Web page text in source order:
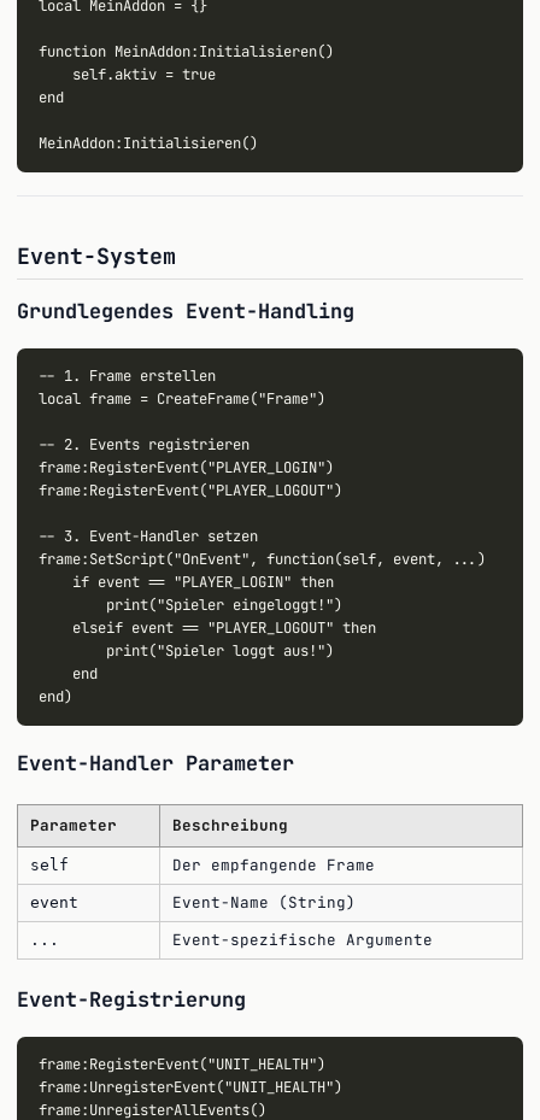
local MeinAddon = {}
function MeinAddon:Initialisieren()
    self.aktiv = true
end
Event-System
Grundlegendes Event-Handling
-- 1. Frame erstellen
local frame = CreateFrame("Frame")
-- 2. Events registrieren
frame:RegisterEvent("PLAYER_LOGIN")
frame:RegisterEvent("PLAYER_LOGOUT")
-- 3. Event-Handler setzen
frame:SetScript("OnEvent", function(self, event, ...)
    if event == "PLAYER_LOGIN" then
        print("Spieler eingeloggt!")
    elseif event == "PLAYER_LOGOUT" then
        print("Spieler loggt aus!")
    end
Event-Handler Parameter
Parameter Beschreibung
self Der empfangende Frame
event Event-Name (String)
... Event-spezifische Argumente
Event-Registrierung
frame:RegisterEvent("UNIT_HEALTH")
frame:UnregisterEvent("UNIT_HEALTH")
frame:UnregisterAllEvents()